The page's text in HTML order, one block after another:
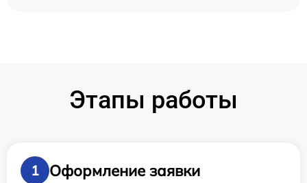
Этапы работы
1
Оформление заявки